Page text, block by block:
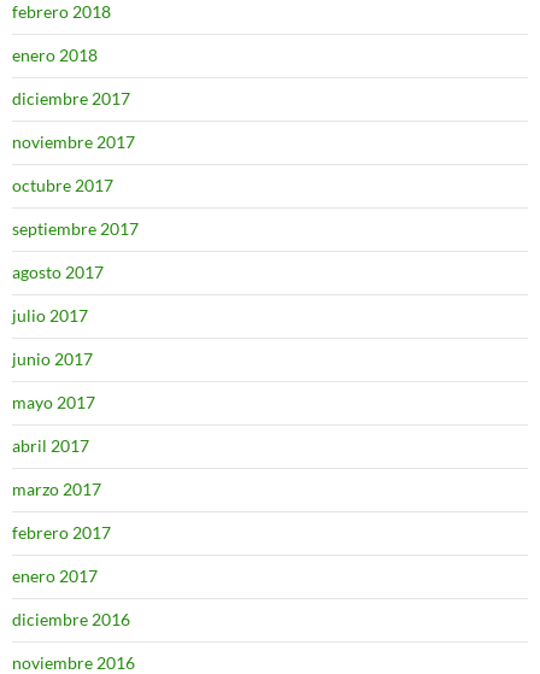
febrero 2018
enero 2018
diciembre 2017
noviembre 2017
octubre 2017
septiembre 2017
agosto 2017
julio 2017
junio 2017
mayo 2017
abril 2017
marzo 2017
febrero 2017
enero 2017
diciembre 2016
noviembre 2016